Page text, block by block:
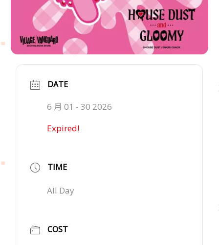
DATE
6 月 01 - 30 2026
Expired!
TIME
All Day
COST